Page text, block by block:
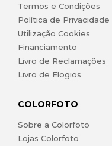
Termos e Condições
Política de Privacidade
Utilização Cookies
Financiamento
Livro de Reclamações
Livro de Elogios
COLORFOTO
Sobre a Colorfoto
Lojas Colorfoto